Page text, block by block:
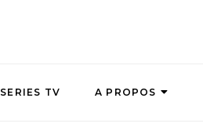
SERIES TV A PROPOS